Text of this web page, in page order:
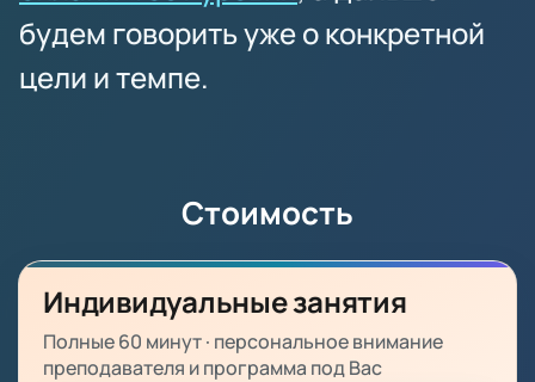
будем говорить уже о конкретной
цели и темпе.
Стоимость
Индивидуальные занятия
Полные 60 минут · персональное внимание
преподавателя и программа под Вас